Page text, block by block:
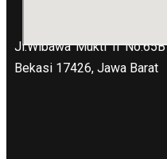
Jl.Wibawa Mukti II No.65B
Bekasi 17426, Jawa Barat